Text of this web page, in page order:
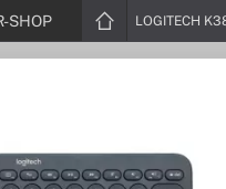
SHOP LOGITECH